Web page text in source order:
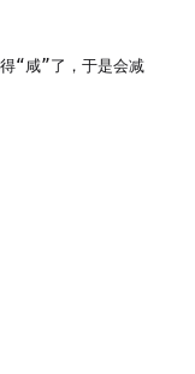
“咸”了，于是会减